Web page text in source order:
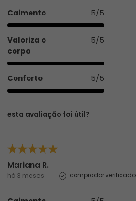
Caimento 5/5
Valoriza o
corpo
5/5
Conforto 5/5
esta avaliação foi útil?
Mariana R.
há 3 meses comprador verificado